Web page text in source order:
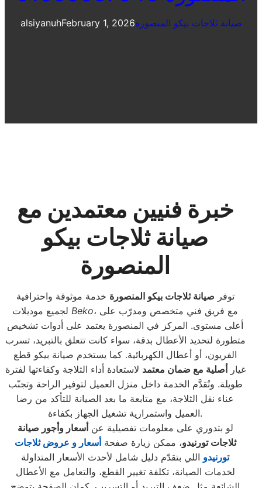
alsiyanuhFebruary 1, 2026صيانة ثلاجات بيكو المنصورة
خبرة فنيين معتمدين مع
صيانة ثلاجات بيكو
المنصورة
توفر صيانة ثلاجات بيكو المنصورة خدمة موثوقة واحترافية
Beko، مع فريق فني متخصص ومدرّب على
أعلى مستوى. المركز في المنصورة يعتمد على أدوات تشخيص
متطورة لتحديد الأعطال بدقة، سواء كانت تتعلق بالتبريد، تسرب
الفريون، أو أعطال الكهربائية. كما يستخدم صيانة بيكو قطع
غيار أصلية مع ضمان معتمد لاستعادة أداء الثلاجة وكفاءتها لفترة
طويلة. وتُقدَّم الخدمة داخل منزل العميل لتوفير الراحة وتجنّب
عناء نقل الثلاجة، مع متابعة ما بعد الصيانة للتأكد من رضا
العميل واستمرارية تشغيل الجهاز بكفاءة.
لو بتدوري على معلومات تفصيلية عن أسعار وأجور صيانة
ثلاجات تورنيدو، ممكن زيارة صفحة أسعار و عروض ثلاجات
تورنيدو اللي بتقدّم دليل شامل لأحدث الأسعار المتداولة
لخدمات الصيانة، تكلفة تغيير القطع، والتعامل مع الأعطال